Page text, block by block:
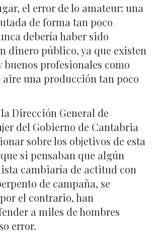
el error de lo amateur: una
de forma tan poco
debería haber sido
dinero público, ya que existen
buenos profesionales como
una producción tan poco
Dirección General de
del Gobierno de Cantabria
sobre los objetivos de esta
si pensaban que algún
cambiaría de actitud con
de campaña, se
el contrario, han
a miles de hombres
error.